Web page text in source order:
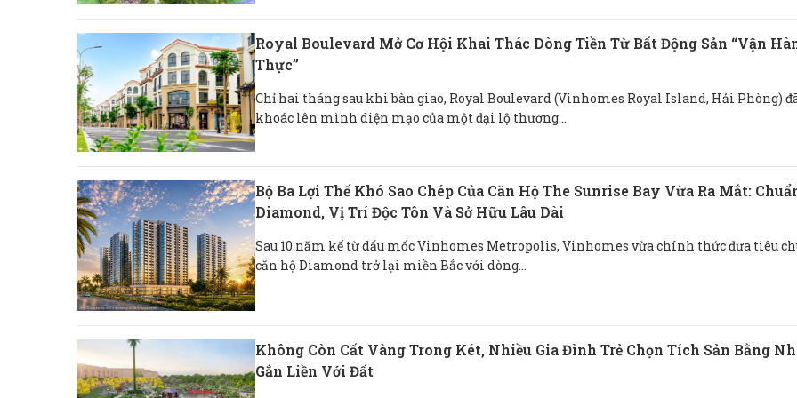
Royal Boulevard Mở Cơ Hội Khai Thác Dòng Tiền Từ Bất Động Sản “vận
Thực”
Chỉ hai tháng sau khi bàn giao, Royal Boulevard (Vinhomes Royal Island, Hải Phòng)
khoác lên mình diện mạo của một đại lộ thương...
Bộ Ba Lợi Thế Khó Sao Chép Của Căn Hộ The Sunrise Bay Vừa Ra Mắt:
Diamond, Vị Trí Độc Tôn Và Sở Hữu Lâu Dài
Sau 10 năm kể từ dấu mốc Vinhomes Metropolis, Vinhomes vừa chính thức đưa tiêu
căn hộ Diamond trở lại miền Bắc với dòng...
Không Còn Cất Vàng Trong Két, Nhiều Gia Đình Trẻ Chọn Tích Sản Bằng
Gắn Liền Với Đất